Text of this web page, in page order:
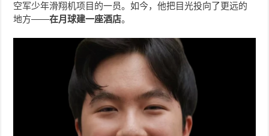
空军少年滑翔机项目的一员。如今，他把目光投向了更远的
地方——在月球建一座酒店。